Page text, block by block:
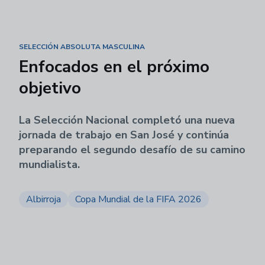
SELECCIÓN ABSOLUTA MASCULINA
Enfocados en el próximo
objetivo
La Selección Nacional completó una nueva
jornada de trabajo en San José y continúa
preparando el segundo desafío de su camino
mundialista.
Albirroja Copa Mundial de la FIFA 2026